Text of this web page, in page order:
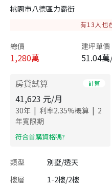
桃園市八德區力霸街
有13 人也
總價
1,280萬
建坪單價
51.04
房貸試算 計算
41,623 元/月
30年 | 利率2.35%概算 | 2
年寬限期
​符合首購資格嗎?
類型 別墅/透天
樓層
1-2樓/2樓